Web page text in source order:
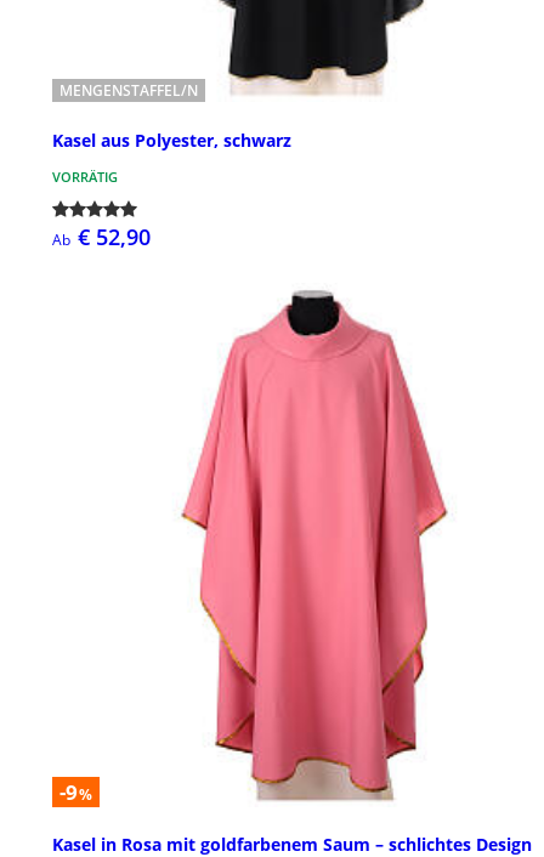
MENGENSTAFFEL/N
Kasel aus Polyester, schwarz
VORRÄTIG
Ab € 52,90
-9%
Kasel in Rosa mit goldfarbenem Saum – schlichtes Design